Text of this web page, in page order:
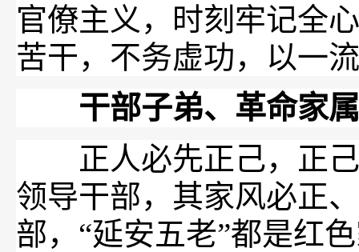
官僚主义，时刻牢记全
苦干，不务虚功，以一
干部子弟、革命家属
正人必先正己，正己
领导干部，其家风必正
部，“延安五老”都是红